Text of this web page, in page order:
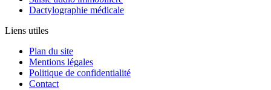
Dactylographie médicale
Liens utiles
Plan du site
Mentions légales
Politique de confidentialité
Contact